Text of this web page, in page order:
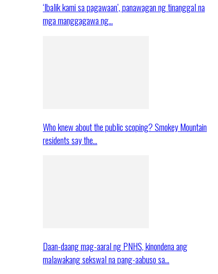
‘Ibalik kami sa pagawaan’, panawagan ng tinanggal na
mga manggagawa ng…
Who knew about the public scoping? Smokey Mountain
residents say the…
Daan-daang mag-aaral ng PNHS, kinondena ang
malawakang sekswal na pang-aabuso sa…